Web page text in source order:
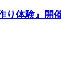
り体験』開